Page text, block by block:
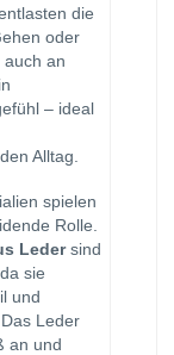
die
oder
auch an
– ideal
Alltag.
spielen
Rolle.
Ledersind
sie
und
Leder
an und